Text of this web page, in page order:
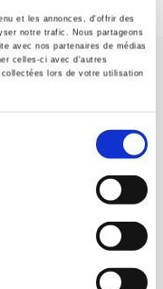
et les annonces, d'offrir des
notre trafic. Nous partageons
avec nos partenaires de médias
celles-ci avec d'autres
lors de votre utilisation
et sociales, les